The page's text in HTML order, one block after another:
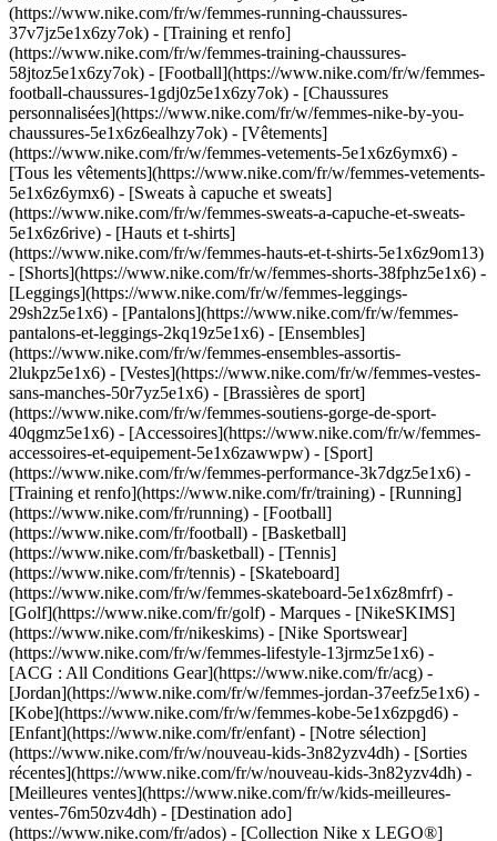
(https://www.nike.com/fr/w/femmes-running-chaussures-
37v7jz5e1x6zy7ok) - [Training et renfo]
(https://www.nike.com/fr/w/femmes-training-chaussures-
58jtoz5e1x6zy7ok) - [Football](https://www.nike.com/fr/w/femmes-
football-chaussures-1gdj0z5e1x6zy7ok) - [Chaussures
personnalisées](https://www.nike.com/fr/w/femmes-nike-by-you-
chaussures-5e1x6z6ealhzy7ok) - [Vêtements]
(https://www.nike.com/fr/w/femmes-vetements-5e1x6z6ymx6) -
[Tous les vêtements](https://www.nike.com/fr/w/femmes-vetements-
5e1x6z6ymx6) - [Sweats à capuche et sweats]
(https://www.nike.com/fr/w/femmes-sweats-a-capuche-et-sweats-
5e1x6z6rive) - [Hauts et t-shirts]
(https://www.nike.com/fr/w/femmes-hauts-et-t-shirts-5e1x6z9om13)
- [Shorts](https://www.nike.com/fr/w/femmes-shorts-38fphz5e1x6) -
[Leggings](https://www.nike.com/fr/w/femmes-leggings-
29sh2z5e1x6) - [Pantalons](https://www.nike.com/fr/w/femmes-
pantalons-et-leggings-2kq19z5e1x6) - [Ensembles]
(https://www.nike.com/fr/w/femmes-ensembles-assortis-
2lukpz5e1x6) - [Vestes](https://www.nike.com/fr/w/femmes-vestes-
sans-manches-50r7yz5e1x6) - [Brassières de sport]
(https://www.nike.com/fr/w/femmes-soutiens-gorge-de-sport-
40qgmz5e1x6) - [Accessoires](https://www.nike.com/fr/w/femmes-
accessoires-et-equipement-5e1x6zawwpw) - [Sport]
(https://www.nike.com/fr/w/femmes-performance-3k7dgz5e1x6) -
[Training et renfo](https://www.nike.com/fr/training) - [Running]
(https://www.nike.com/fr/running) - [Football]
(https://www.nike.com/fr/football) - [Basketball]
(https://www.nike.com/fr/basketball) - [Tennis]
(https://www.nike.com/fr/tennis) - [Skateboard]
(https://www.nike.com/fr/w/femmes-skateboard-5e1x6z8mfrf) -
[Golf](https://www.nike.com/fr/golf) - Marques - [NikeSKIMS]
(https://www.nike.com/fr/nikeskims) - [Nike Sportswear]
(https://www.nike.com/fr/w/femmes-lifestyle-13jrmz5e1x6) -
[ACG : All Conditions Gear](https://www.nike.com/fr/acg) -
[Jordan](https://www.nike.com/fr/w/femmes-jordan-37eefz5e1x6) -
[Kobe](https://www.nike.com/fr/w/femmes-kobe-5e1x6zpgd6) -
[Enfant](https://www.nike.com/fr/enfant) - [Notre sélection]
(https://www.nike.com/fr/w/nouveau-kids-3n82yzv4dh) - [Sorties
récentes](https://www.nike.com/fr/w/nouveau-kids-3n82yzv4dh) -
[Meilleures ventes](https://www.nike.com/fr/w/kids-meilleures-
ventes-76m50zv4dh) - [Destination ado]
(https://www.nike.com/fr/ados) - [Collection Nike x LEGO®]